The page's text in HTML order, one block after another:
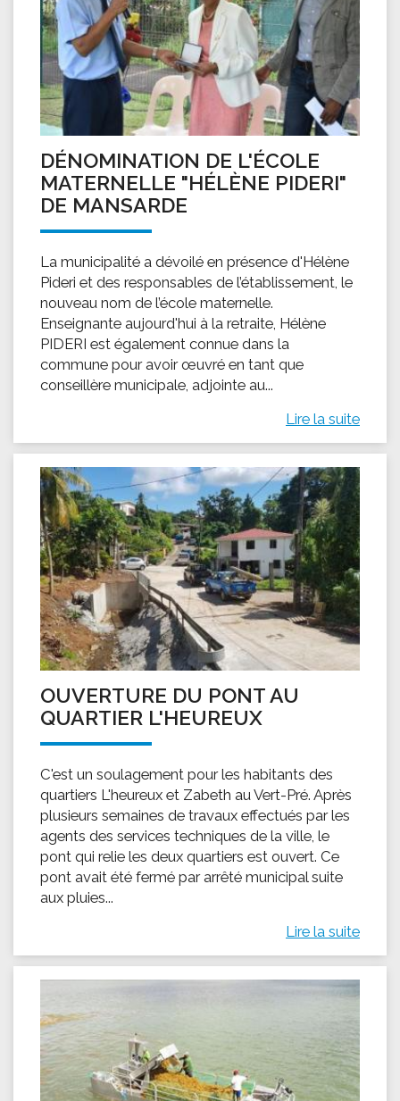
DÉNOMINATION DE L'ÉCOLE
MATERNELLE "HÉLÈNE PIDERI"
DE MANSARDE
La municipalité a dévoilé en présence d'Hélène
Pideri et des responsables de l’établissement, le
nouveau nom de l’école maternelle.
Enseignante aujourd'hui à la retraite, Hélène
PIDERI est également connue dans la
commune pour avoir œuvré en tant que
conseillère municipale, adjointe au...
Lire la suite
OUVERTURE DU PONT AU
QUARTIER L'HEUREUX
C'est un soulagement pour les habitants des
quartiers L'heureux et Zabeth au Vert-Pré. Après
plusieurs semaines de travaux effectués par les
agents des services techniques de la ville, le
pont qui relie les deux quartiers est ouvert. Ce
pont avait été fermé par arrêté municipal suite
aux pluies...
Lire la suite